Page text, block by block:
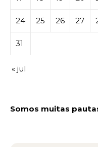
24 25 26 27
31
« jul
Somos muitas